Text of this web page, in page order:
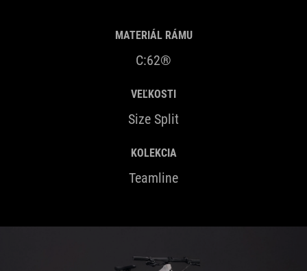
MATERIÁL RÁMU
C:62®
VEĽKOSTI
Size Split
KOLEKCIA
Teamline